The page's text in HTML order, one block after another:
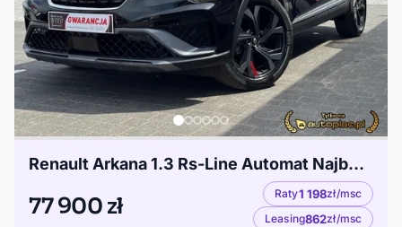
Renault Arkana 1.3 Rs-Line Automat Najbogatsza Wersja
77 900 zł Raty1 198zł/msc
Leasing862zł/msc